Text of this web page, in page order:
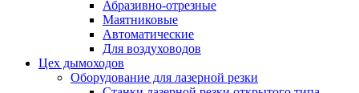
Абразивно-отрезные
Маятниковые
Автоматические
Для воздуховодов
Цех дымоходов
Оборудование для лазерной резки